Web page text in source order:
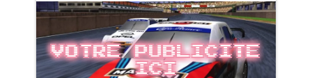
Votre publicite
ici